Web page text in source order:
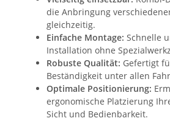
die Anbringung
gleichzeitig.
Einfache Montage: Schnelle
Installation ohne
Robuste Qualität: Gefertigt
Beständigkeit unter allen
Optimale Positionierung:
ergonomische Platzierung
Sicht und Bedienbarkeit.